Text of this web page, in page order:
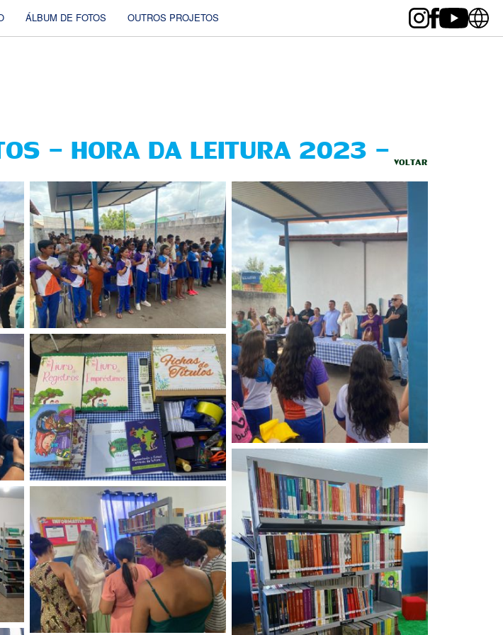
ÁLBUM DE FOTOS OUTROS PROJETOS
- HORA DA LEITURA 2023 -
DOM PEDRO I, IMPERATRIZ (MA)
VOLTAR